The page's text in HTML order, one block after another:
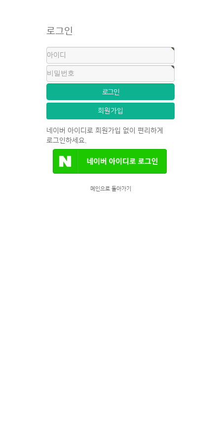
로그인
회원가입
네이버 아이디로 회원가입 없이 편리하게
로그인하세요.
메인으로 돌아가기